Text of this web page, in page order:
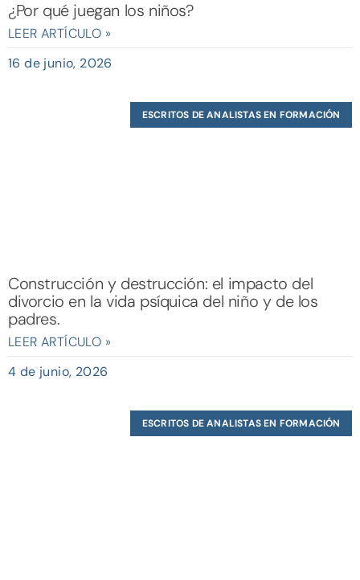
¿Por qué juegan los niños?
LEER ARTÍCULO »
16 de junio, 2026
ESCRITOS DE ANALISTAS EN FORMACIÓN
Construcción y destrucción: el impacto del
divorcio en la vida psíquica del niño y de los
padres.
LEER ARTÍCULO »
4 de junio, 2026
ESCRITOS DE ANALISTAS EN FORMACIÓN